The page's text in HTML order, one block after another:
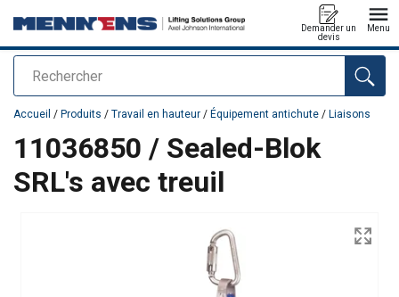
Rechercher
Demander un
devis
Menu
Ajouté au panier
Accueil / Produits / Travail en hauteur / Équipement antichute / Liaisons
11036850 / Sealed-Blok
SRL's avec treuil